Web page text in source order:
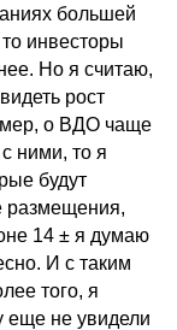
большей
то инвесторы
Но я считаю,
рост
о ВДО чаще
ними, то я
будут
размещения,
14 ± я думаю
И с таким
того, я
еще не увидели